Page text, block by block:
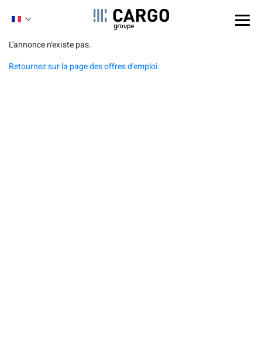
Aller
contenu
L'annonce n'existe pas.
Retournez sur la page des offres d'emploi.
ENGLISH